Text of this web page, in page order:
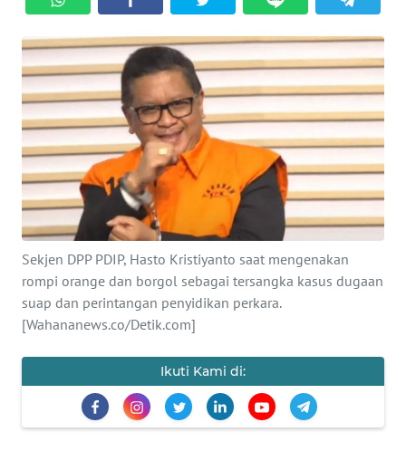
Sekjen DPP PDIP, Hasto Kristiyanto saat mengenakan
rompi orange dan borgol sebagai tersangka kasus dugaan
suap dan perintangan penyidikan perkara.
[Wahananews.co/Detik.com]
Ikuti Kami di:
EKUIN
SAINS-TEKNO
KESEHATAN
INTERNASIONAL
SERBA-SERBI
PENDIDIKAN
OLAHRAGA
EDITORIAL